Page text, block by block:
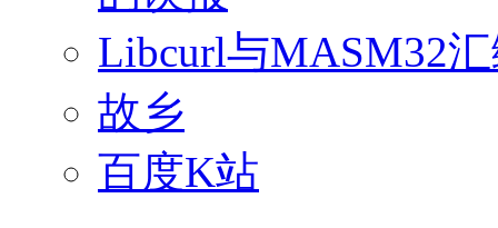
Libcurl与MASM32
故乡
百度K站